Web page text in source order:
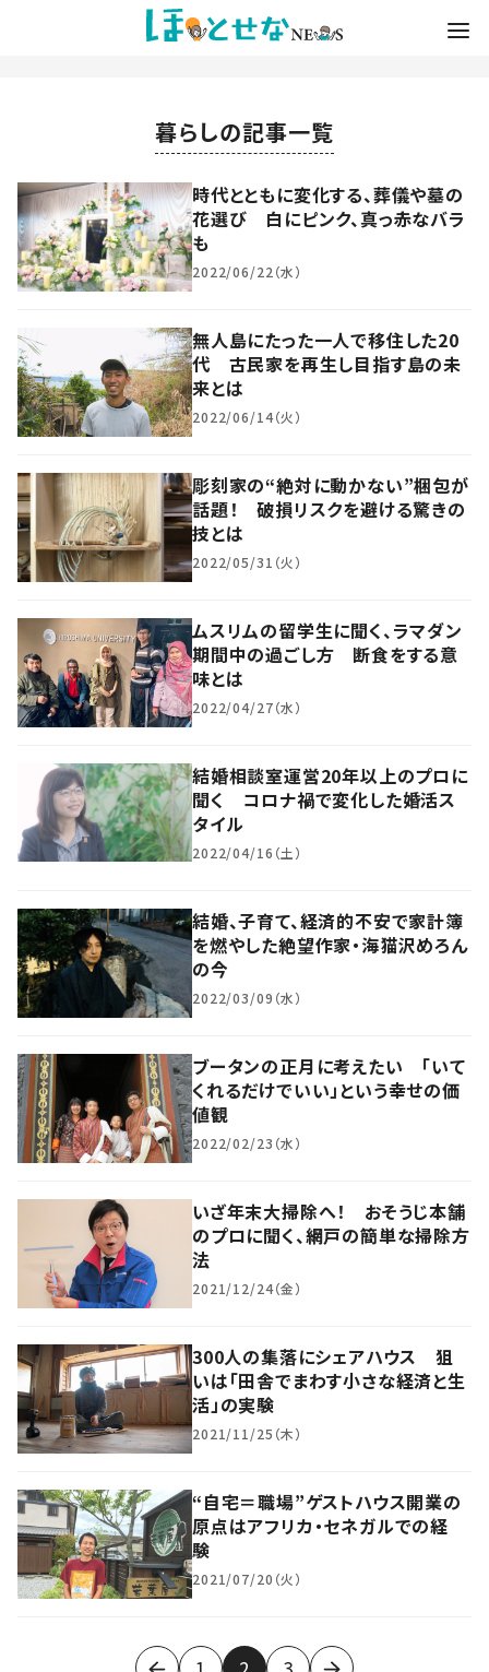
暮らしの記事一覧
時代とともに変化する、葬儀や墓の
花選び 白にピンク、真っ赤なバラ
も
2022/06/22（水）
無人島にたった一人で移住した20
代 古民家を再生し目指す島の未
来とは
2022/06/14（火）
彫刻家の“絶対に動かない”梱包が
話題！ 破損リスクを避ける驚きの
技とは
2022/05/31（火）
ムスリムの留学生に聞く、ラマダン
期間中の過ごし方 断食をする意
味とは
2022/04/27（水）
結婚相談室運営20年以上のプロに
聞く コロナ禍で変化した婚活ス
タイル
2022/04/16（土）
結婚、子育て、経済的不安で家計簿
を燃やした絶望作家・海猫沢めろん
の今
2022/03/09（水）
ブータンの正月に考えたい 「いて
くれるだけでいい」という幸せの価
値観
2022/02/23（水）
いざ年末大掃除へ！ おそうじ本舗
のプロに聞く、網戸の簡単な掃除方
法
2021/12/24（金）
300人の集落にシェアハウス 狙
いは「田舎でまわす小さな経済と生
活」の実験
2021/11/25（木）
“自宅＝職場”ゲストハウス開業の
原点はアフリカ・セネガルでの経
験
2021/07/20（火）